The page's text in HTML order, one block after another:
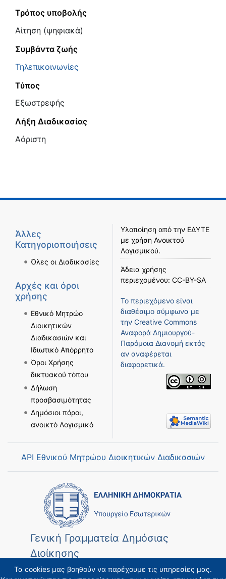
Τρόπος υποβολής
Αίτηση (ψηφιακά)
Συμβάντα ζωής
Τηλεπικοινωνίες
Τύπος
Εξωστρεφής
Λήξη Διαδικασίας
Αόριστη
Τα cookies μας βοηθούν να παρέχουμε τις υπηρεσίες μας.
Άλλες
Κατηγοριοποιήσεις
Όλες οι Διαδικασίες
Αρχές και όροι
χρήσης
Εθνικό Μητρώο
Διοικητικών
Διαδικασιών και
Ιδιωτικό Απόρρητο
Όροι Χρήσης
δικτυακού τόπου
Δήλωση
προσβασιμότητας
Δημόσιοι πόροι,
ανοικτό Λογισμικό
Υλοποίηση από την ΕΔΥΤΕ
με χρήση Ανοικτού
Λογισμικού.
Άδεια χρήσης
περιεχομένου: CC-BY-SA
Το περιεχόμενο είναι
διαθέσιμο σύμφωνα με
την Creative Commons
Αναφορά Δημιουργού-
Παρόμοια Διανομή εκτός
αν αναφέρεται
διαφορετικά.
API Εθνικού Μητρώου Διοικητικών Διαδικασιών
Γενική Γραμματεία Δημόσιας
Διοίκησης